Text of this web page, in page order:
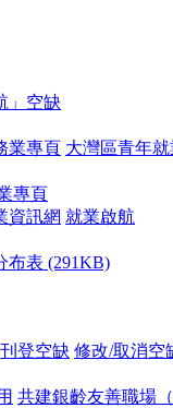
」空缺
業專頁 大灣區青年
專頁
資訊網 就業啟航
布表 (291KB)
刊登空缺 修改/取消空
共建銀齡友善職場（